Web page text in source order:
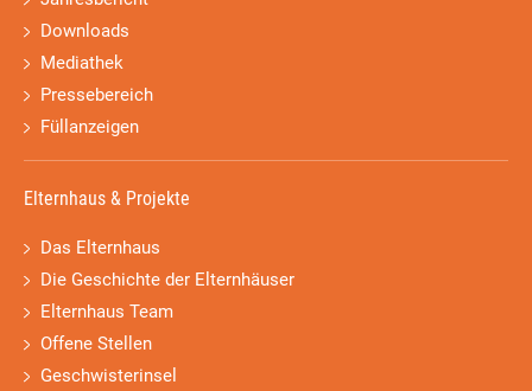
Downloads
Mediathek
Pressebereich
Füllanzeigen
Elternhaus & Projekte
Das Elternhaus
Die Geschichte der Elternhäuser
Elternhaus Team
Offene Stellen
Geschwisterinsel